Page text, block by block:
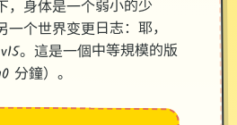
，身体是一个弱小的少
个世界变更日志：耶，
。這是一個中等規模的版
分鐘）。